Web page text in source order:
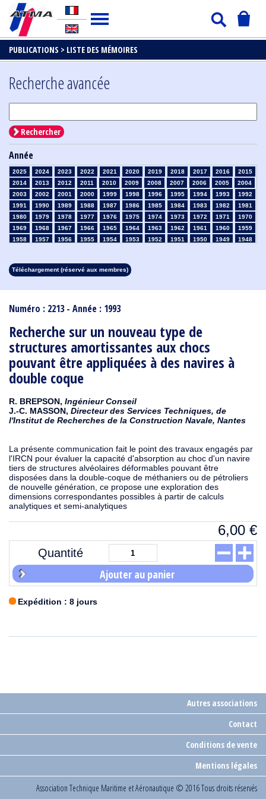
PUBLICATIONS > LISTE DES MÉMOIRES
Numéro : 2213 - Année : 1993
Recherche sur un nouveau type de
structures amortissantes aux chocs
pouvant être appliquées à des navires à
double coque
R. BREPSON, Ingénieur Conseil
J.-C. MASSON, Directeur des Services Techniques, de
l'Institut de Recherches de la Construction Navale, Nantes
La présente communication fait le point des travaux engagés par
l'IRCN pour évaluer la capacité d'absorption au choc d'un navire
tiers de structures alvéolaires déformables pouvant être
disposées dans la double-coque de méthaniers ou de pétroliers
de nouvelle génération, ce propose une exploration des
dimensions correspondantes possibles à partir de calculs
analytiques et semi-analytiques
6,00 €
Quantité
Ajouter au panier
Expédition : 8 jours
Recherche avancée
Rechercher
Année
2025 2024 2023 2022 2021 2020 2019 2018 2017 2016
2015
2014
2013 2012 2011 2010 2009 2008 2007 2006 2005
2004
2003
2002 2001 2000 1999 1998 1996 1995 1994 1993
1992
1991
1990 1989 1988 1987 1986 1985 1984 1983 1982
1981
1980
1979 1978 1977 1976 1975 1974 1973 1972 1971
1970
1969
1968 1967 1966 1965 1964 1963 1962 1961 1960
1959
1958
1957 1956 1955 1954 1953 1952 1951 1950 1949
1948
1913
1912 1911 1910 1909 1908
Téléchargement (réservé aux membres)
Autres associations
Contact
Conditions de vente
Mentions légales
Association Technique Maritime et Aéronautique © 2016 Tous droits réservés